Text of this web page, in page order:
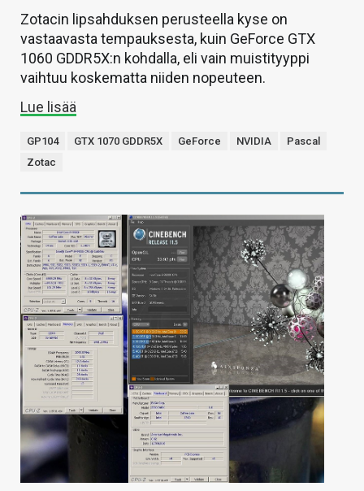
Zotacin lipsahduksen perusteella kyse on
vastaavasta tempauksesta, kuin GeForce GTX
1060 GDDR5X:n kohdalla, eli vain muistityyppi
vaihtuu koskematta niiden nopeuteen.
Lue lisää
GP104 GTX 1070 GDDR5X GeForce NVIDIA
Pascal
Zotac